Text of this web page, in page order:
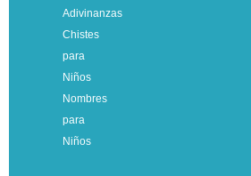
Adivinanzas
Chistes
para
Niños
Nombres
para
Niños